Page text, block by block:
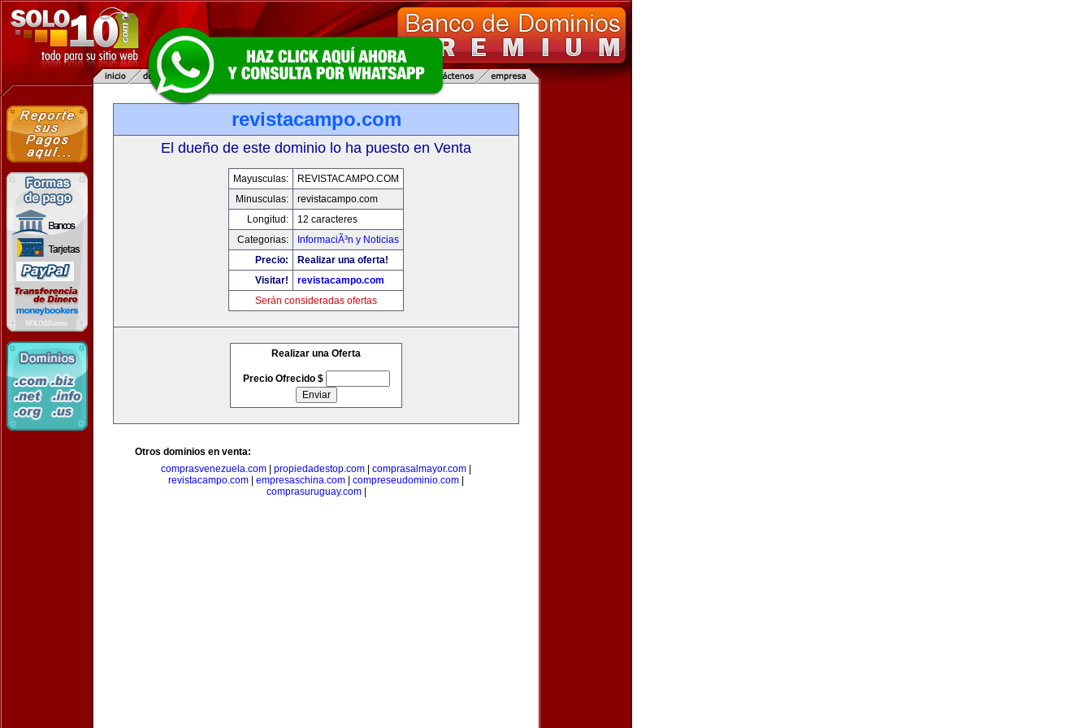
revistacampo.com
El dueño de este dominio lo ha puesto en Venta
Mayusculas:
REVISTACAMPO.COM
Minusculas:
revistacampo.com
Longitud:
12 caracteres
Categorias:
InformaciÃ³n y Noticias
Precio:
Realizar una oferta!
Visitar!
revistacampo.com
Serán consideradas ofertas
Realizar una Oferta
Precio Ofrecido $
Otros dominios en venta:
comprasvenezuela.com
propiedadestop.com comprasalmayor.com
revistacampo.com
empresaschina.com compreseudominio.com
comprasuruguay.com|